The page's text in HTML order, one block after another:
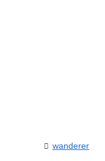
wanderer